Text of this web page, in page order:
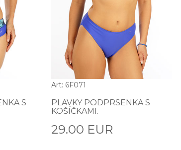
S
Art: 6F071
PLAVKY PODPRSENKA S
KOŠÍČKAMI.
29.00 EUR